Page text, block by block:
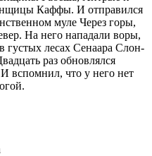
Каффы. И отправился
муле Через горы,
На него нападали воры,
лесах Сенаара Слон-
раз обновлялся
вспомнил, что у него нет